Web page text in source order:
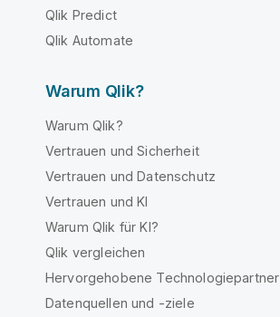
Qlik Predict
Qlik Automate
Warum Qlik?
Warum Qlik?
Vertrauen und Sicherheit
Vertrauen und Datenschutz
Vertrauen und KI
Warum Qlik für KI?
Qlik vergleichen
Hervorgehobene Technologiepartner
Datenquellen und -ziele